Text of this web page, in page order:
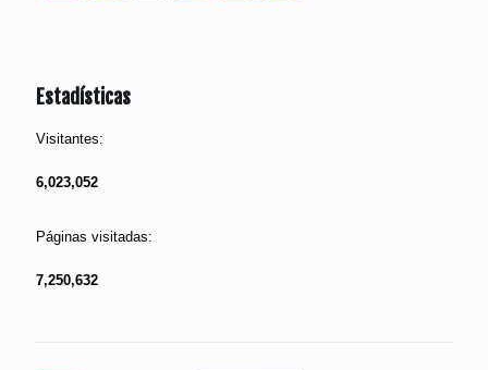
Estadísticas
Visitantes:
6,023,052
Páginas visitadas:
7,250,632